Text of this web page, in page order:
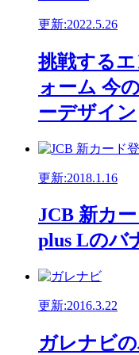
更新:2022.5.26
挑戦する
ォーム 今
ーデザイン
更新:2018.1.16
JCB 新カ
plus Lのバ
更新:2016.3.22
ガレナビ